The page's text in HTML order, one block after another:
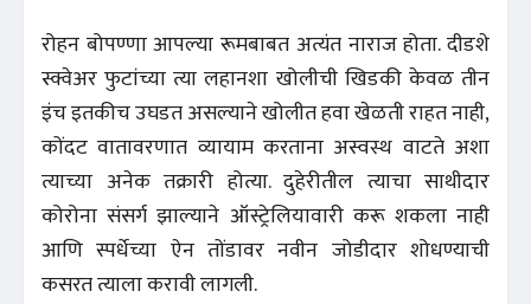
रोहन बोपण्णा आपल्या रूमबाबत अत्यंत नाराज होता. दीडशे
स्क्वेअर फुटांच्या त्या लहानशा खोलीची खिडकी केवळ तीन
इंच इतकीच उघडत असल्याने खोलीत हवा खेळती राहत नाही,
कोंदट वातावरणात व्यायाम करताना अस्वस्थ वाटते अशा
त्याच्या अनेक तक्रारी होत्या. दुहेरीतील त्याचा साथीदार
कोरोना संसर्ग झाल्याने ऑस्ट्रेलियावारी करू शकला नाही
आणि स्पर्धेच्या ऐन तोंडावर नवीन जोडीदार शोधण्याची
कसरत त्याला करावी लागली.